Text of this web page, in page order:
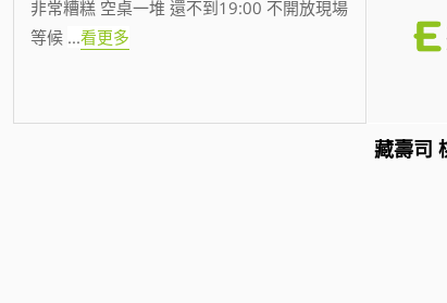
非常糟糕 空桌一堆 還不到19:00 不開放現場
等候 ...看更多
藏壽司